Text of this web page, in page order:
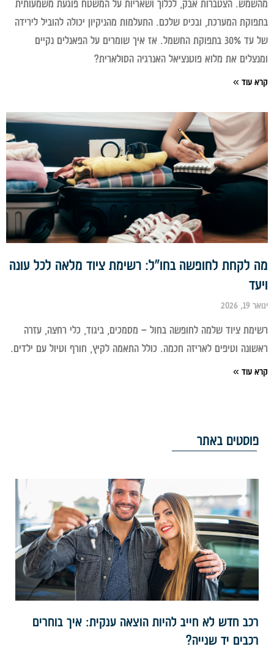
הצטברות אבק, לכלוך ושאריות על המשטח פוגעת משמעותית
המערכת, ובכיס שלכם. התעלמות מהניקיון יכולה להוביל לירידה
של עד 30% בתפוקת החשמל. אז איך שומרים על הפאנלים נקיים
את מלוא פוטנציאל האנרגיה הסולארית?
עוד »
לקחת לחופשה בחו"ל: רשימת ציוד מלאה לכל עונה
ציוד שלמה לחופשה בחול – מסמכים, ביגוד, כלי רחצה, עזרה
וטיפים לאריזה חכמה. כולל התאמה לקיץ, חורף וטיול עם ילדים.
עוד »
באתר
חדש לא חייב להיות הוצאה ענקית: איך בוחרים
יד שנייה?